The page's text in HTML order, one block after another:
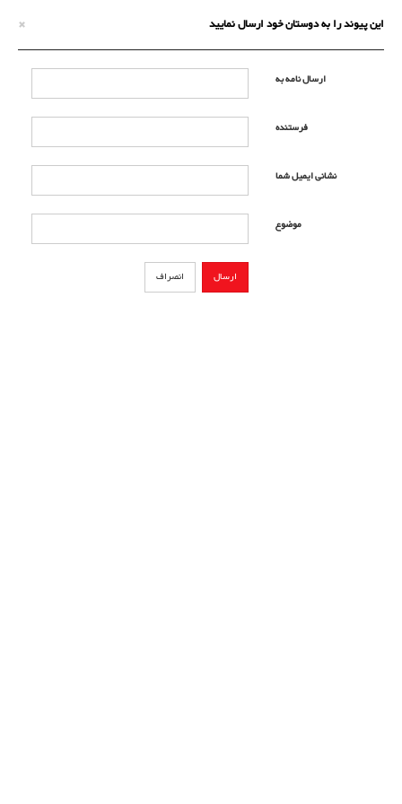
این پیوند را به دوستان خود ارسال نمایید ×
ارسال نامه به
فرستنده
نشانی ایمیل شما
موضوع
ارسال انصراف